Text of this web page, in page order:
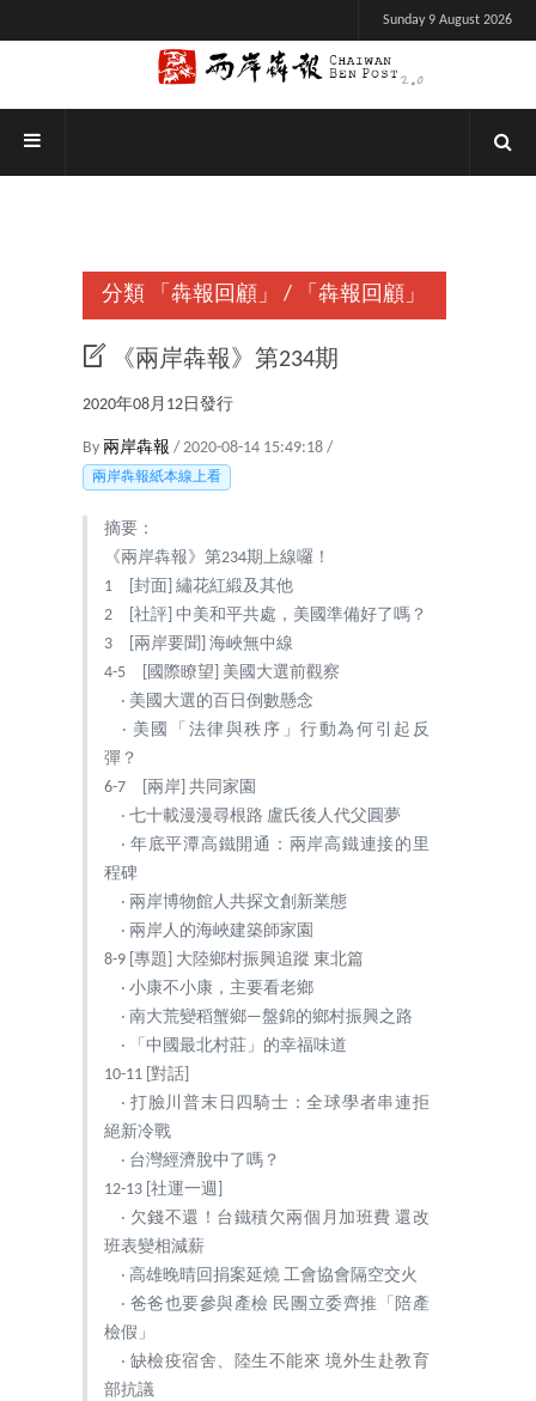
Sunday 9 August 2026
分類 「犇報回顧」 / 「犇報回顧」
《兩岸犇報》第234期
2020年08月12日發行
By 兩岸犇報 / 2020-08-14 15:49:18 /
兩岸犇報紙本線上看
摘要：
《兩岸犇報》第234期上線囉！
1 [封面] 繡花紅緞及其他
2 [社評] 中美和平共處，美國準備好了嗎？
3 [兩岸要聞] 海峽無中線
4-5 [國際瞭望] 美國大選前觀察
‧ 美國大選的百日倒數懸念
‧ 美國「法律與秩序」行動為何引起反
彈？
6-7 [兩岸] 共同家園
‧ 七十載漫漫尋根路 盧氏後人代父圓夢
‧ 年底平潭高鐵開通：兩岸高鐵連接的里
程碑
‧ 兩岸博物館人共探文創新業態
‧ 兩岸人的海峽建築師家園
8-9 [專題] 大陸鄉村振興追蹤 東北篇
‧ 小康不小康，主要看老鄉
‧ 南大荒變稻蟹鄉—盤錦的鄉村振興之路
‧ 「中國最北村莊」的幸福味道
10-11 [對話]
‧ 打臉川普末日四騎士：全球學者串連拒
絕新冷戰
‧ 台灣經濟脫中了嗎？
12-13 [社運一週]
‧ 欠錢不還！台鐵積欠兩個月加班費 還改
班表變相減薪
‧ 高雄晚晴回捐案延燒 工會協會隔空交火
‧ 爸爸也要參與產檢 民團立委齊推「陪產
檢假」
‧ 缺檢疫宿舍、陸生不能來 境外生赴教育
部抗議